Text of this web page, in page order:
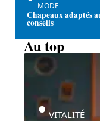
MODE
Chapeaux adaptés
conseils
Au top
VITALITÉ